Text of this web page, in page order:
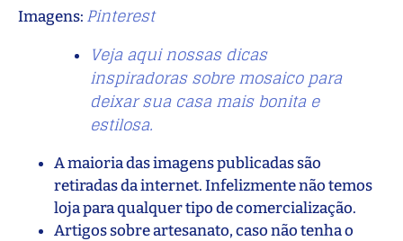
Imagens: Pinterest
Veja aqui nossas dicas
inspiradoras sobre mosaico para
deixar sua casa mais bonita e
estilosa.
A maioria das imagens publicadas são
retiradas da internet. Infelizmente não temos
loja para qualquer tipo de comercialização.
Artigos sobre artesanato, caso não tenha o